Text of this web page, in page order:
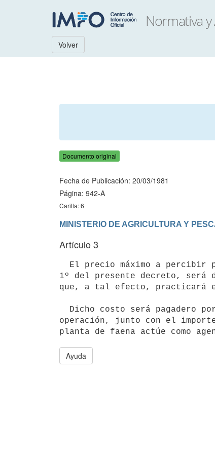
Volver
Documento original
Fecha de Publicación: 20/03/1981
Página: 942-A
Carilla: 6
MINISTERIO DE AGRICULTURA Y
Artículo 3
1º del presente decreto, será
que, a tal efecto, practicará
operación, junto con el
Ayuda